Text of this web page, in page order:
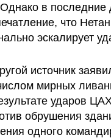
в последние
что
эскалирует
источник
мирных
ударов
обрушения
одного